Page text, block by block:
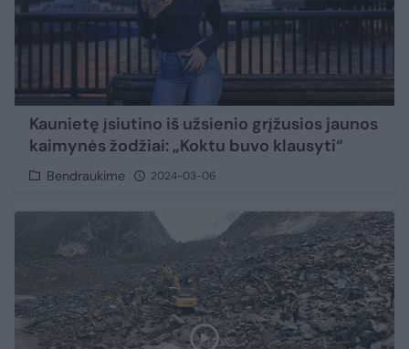
Kaunietę įsiutino iš užsienio grįžusios jaunos
kaimynės žodžiai: „Koktu buvo klausyti“
Bendraukime 2024-03-06